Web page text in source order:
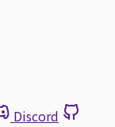
Discord